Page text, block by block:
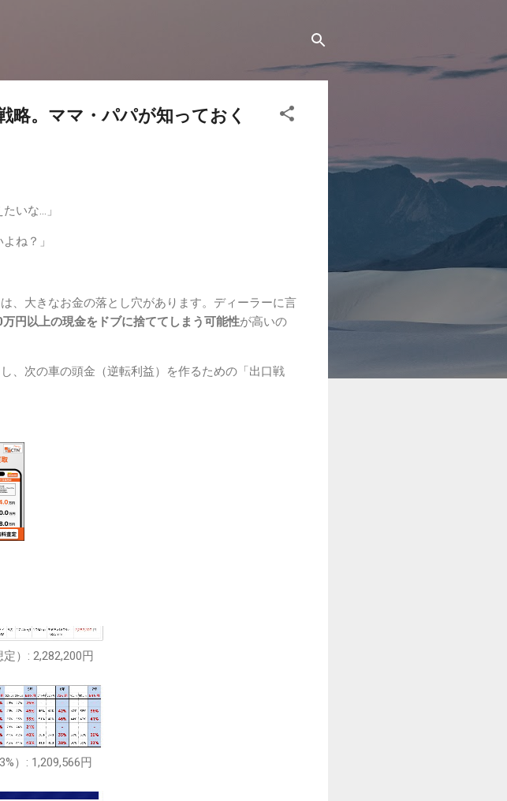
略。ママ・パパが知っておく
いな…」
ね？」
、大きなお金の落とし穴があります。ディーラーに言
円以上の現金をドブに捨ててしまう可能性が高いの
、次の車の頭金（逆転利益）を作るための「出口戦
）: 2,282,200円
）: 1,209,566円